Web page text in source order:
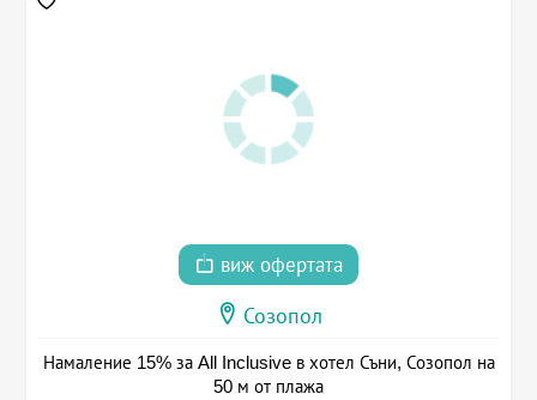
виж офертата
Созопол
Намаление 15% за All Inclusive в хотел Съни, Созопол на
50 м от плажа